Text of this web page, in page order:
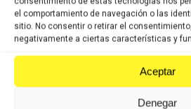
el comportamiento de navegación o las
sitio. No consentir o retirar el
negativamente a ciertas características y
Aceptar
Denegar
Comprar